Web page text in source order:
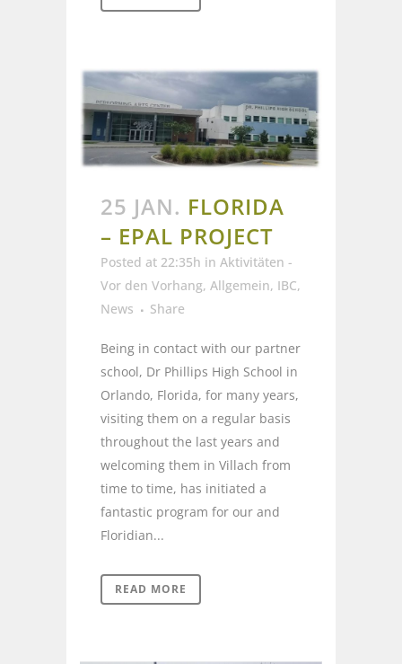
25 JAN. FLORIDA
– EPAL PROJECT
Posted at 22:35h in Aktivitäten -
Vor den Vorhang, Allgemein, IBC,
News
Share
Being in contact with our partner
school, Dr Phillips High School in
Orlando, Florida, for many years,
visiting them on a regular basis
throughout the last years and
welcoming them in Villach from
time to time, has initiated a
fantastic program for our and
Floridian...
READ MORE